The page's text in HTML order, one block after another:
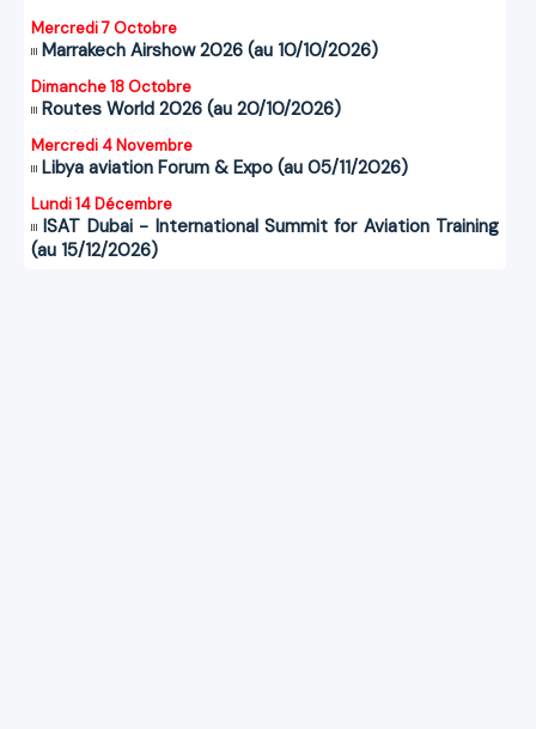
Mercredi 7 Octobre
Marrakech Airshow 2026 (au 10/10/2026)
Dimanche 18 Octobre
Routes World 2026 (au 20/10/2026)
Mercredi 4 Novembre
Libya aviation Forum & Expo (au 05/11/2026)
Lundi 14 Décembre
ISAT Dubai - International Summit for Aviation Training
(au 15/12/2026)